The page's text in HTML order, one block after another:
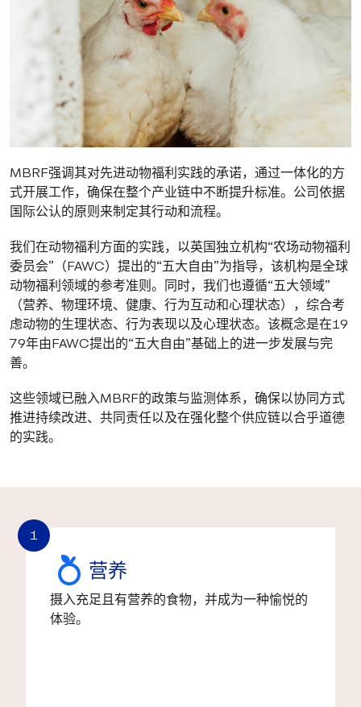
MBRF强调其对先进动物福利实践的承诺，通过一体化的方
式开展工作，确保在整个产业链中不断提升标准。公司依据
国际公认的原则来制定其行动和流程。
我们在动物福利方面的实践，以英国独立机构“农场动物福利
委员会”（FAWC）提出的“五大自由”为指导，该机构是全球
动物福利领域的参考准则。同时，我们也遵循“五大领域”
（营养、物理环境、健康、行为互动和心理状态），综合考
虑动物的生理状态、行为表现以及心理状态。该概念是在19
79年由FAWC提出的“五大自由”基础上的进一步发展与完
善。
这些领域已融入MBRF的政策与监测体系，确保以协同方式
推进持续改进、共同责任以及在强化整个供应链以合乎道德
的实践。
1
营养
摄入充足且有营养的食物，并成为一种愉悦的
体验。